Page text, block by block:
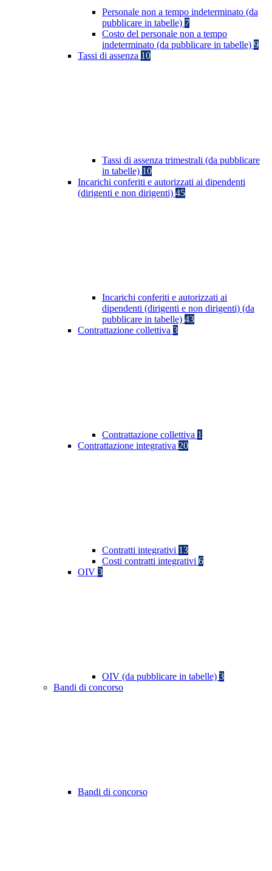
Personale non a tempo indeterminato (da
pubblicare in tabelle) 7
Costo del personale non a tempo
indeterminato (da pubblicare in tabelle) 9
Tassi di assenza 10
Tassi di assenza trimestrali (da pubblicare
in tabelle) 10
Incarichi conferiti e autorizzati ai dipendenti
(dirigenti e non dirigenti) 45
Incarichi conferiti e autorizzati ai
dipendenti (dirigenti e non dirigenti) (da
pubblicare in tabelle) 43
Contrattazione collettiva 3
Contrattazione collettiva 1
Contrattazione integrativa 20
Contratti integrativi 13
Costi contratti integrativi 6
OIV 3
OIV (da pubblicare in tabelle) 3
Bandi di concorso
Bandi di concorso